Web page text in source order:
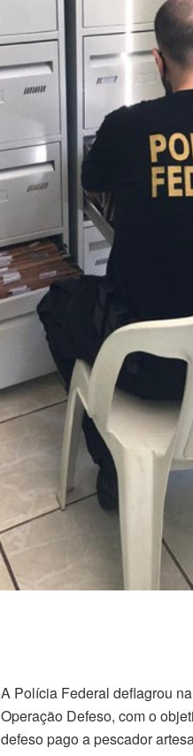
A Polícia Federal deflagrou
Operação Defeso, com o
defeso pago a pescador